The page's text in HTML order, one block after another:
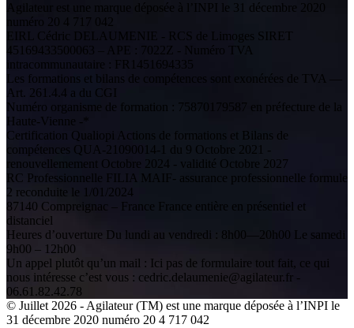
Agilateur est une marque déposée à l’INPI le 31 décembre 2020
numéro 20 4 717 042
EIRL Cédric DELAUMENIE - RCS de Limoges SIRET
45169433500063 – APE : 7022Z - Numéro TVA
intracommunautaire : FR1451694335
Les formations et bilans de compétences sont exonérées de TVA —
Art. 261.4.4 a du CGI
Numéro organisme de formation : 75870179587 en préfecture de la
Haute-Vienne -*
Certification Qualiopi Actions de formations et Bilans de
compétences QUA-21090014-1 du 9 Octobre 2021 -
renouvellemement Octobre 2024 - validité Octobre 2027
RC Professionnelle FILIA MAIF- assurance professionnelle formule
2 reconduite le 1/01/2024
87140 Compreignac – France France entière en présentiel et
distanciel
Heures d’ouverture Du lundi au vendredi : 8h00—20h00 Le samedi
9h00 – 12h00
Un appel plutôt qu’un mail : Ici pas de formulaire tout fait, ce qui
nous intéresse c’est vous : cedric.delaumenie@agilateur.fr -
06.61.82.42.78
© Juillet 2026 - Agilateur (TM) est une marque déposée à l’INPI le
31 décembre 2020 numéro 20 4 717 042